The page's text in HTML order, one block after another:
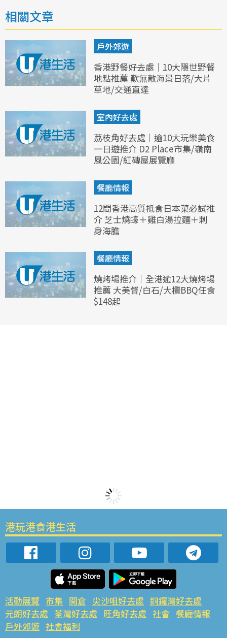
相關文章
戶外郊遊
香港野餐好去處｜10大隱世野餐
地點推薦 歎無敵海景日落/大片
草地/交通直達
室內好去處
荔枝角好去處｜逾10大玩樂美食
一日遊推介 D2 Place市集/嶺南
風公園/紅磚屋展覽廳
餐廳情報
12間香港高質抵食日本菜必試推
介 芝士燒蠔＋雞白湯拉麵＋刺
身海膽
餐廳情報
燒烤場推介｜全港逾12大燒烤場
推薦 大美督/白石/大欖BBQ任食
$148起
港玩港食港生活
活動展覽 市集 開倉 尖沙咀好去處 銅鑼灣好去處
元朗好去處 荃灣好去處 旺角好去處 社會 餐廳情報
戶外郊遊 社會福利